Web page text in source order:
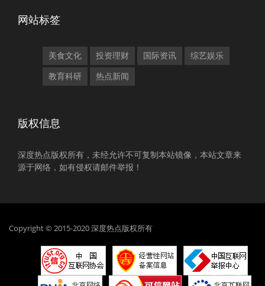
网站标签
美食文化 投资理财 国际资讯 综艺娱乐
教育科研 热点新闻
版权信息
深度热点版权所有，未经允许不可复制本站镜像，本站文章来
源于网络，如有侵权请邮件举报！
Copyright © 2015-2020 深度热点版权所有